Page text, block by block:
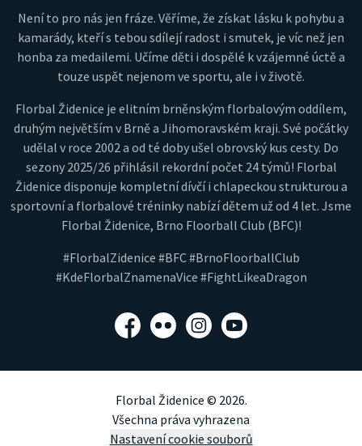
Není to pro nás jen fráze. Věříme, že získat lásku k pohybu a
kamarády, kteří s tebou sdílejí radost i smutek, je víc než jen
honba za medailemi. Učíme děti i dospělé k vzájemné úctě a
touze uspět nejenom ve sportu, ale i v životě.
Florbal Židenice je elitním brněnským florbalovým oddílem,
druhým největším v Brně a Jihomoravském kraji. Své počátky
udělal v roce 2002 a od té doby ušel obrovský kus cesty. Do
sezony 2025/26 přihlásil rekordní počet 24 týmů! Florbal
Židenice disponuje kompletní dívčí i chlapeckou strukturou a
sportovní a florbalové tréninky nabízí dětem už od 4 let. Jsme
Florbal Židenice, Brno Floorball Club (BFC)!
#FlorbalZidenice #BFC #BrnoFloorballClub
#KdeFlorbalZnamenaVice #FightLikeaDragon
Facebook
Flickr Instagram
YouTube
Florbal Židenice © 2026.
Všechna práva vyhrazena
Nastavení cookie souborů